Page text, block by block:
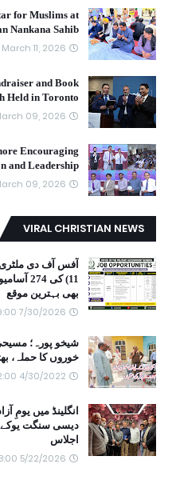
for Muslims at
Nankana Sahib
March 11, 2026
and Book
Held in Toronto
09, 2026
Encouraging
and Leadership
09, 2026
VIRAL CHRISTIAN NEWS
11) کی
بھی بہترین موقع
7/30/2026 11:59:00 AM
شیخو پورہ؛
خوروں کا حملہ،
4/30/2022 01:52:00 PM
دیسی سنگت یوکے
اجلاس
5/22/2026 02:38:00 PM